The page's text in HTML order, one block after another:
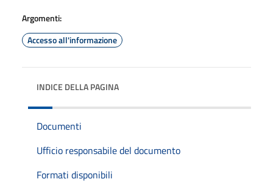
Argomenti:
Accesso all'informazione
INDICE DELLA PAGINA
Documenti
Ufficio responsabile del documento
Formati disponibili